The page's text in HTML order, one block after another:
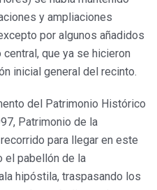
y ampliaciones
por algunos añadidos
que ya se hicieron
inicial general del recinto.
del Patrimonio Histórico
Patrimonio de la
recorrido para llegar en este
el pabellón de la
hipóstila, traspasando los